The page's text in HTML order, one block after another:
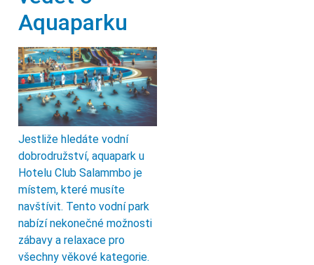
Aquaparku
Jestliže hledáte vodní
dobrodružství, aquapark u
Hotelu Club Salammbo je
místem, které musíte
navštívit. Tento vodní park
nabízí nekonečné možnosti
zábavy a relaxace pro
všechny věkové kategorie.